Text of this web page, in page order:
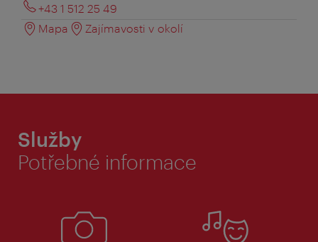
+43 1 512 25 49
Mapa
Zajímavosti v okolí
Služby
Potřebné informace